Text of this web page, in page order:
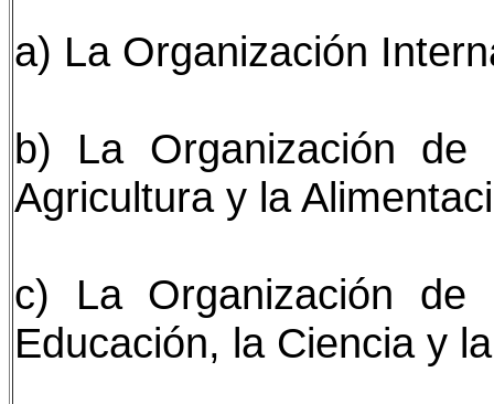
a) La Organización
b) La Organización
Agricultura y la
c) La Organización de
Educación, la Ciencia y